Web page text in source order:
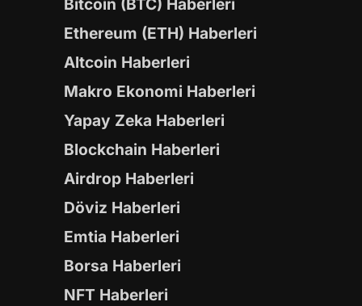
Bitcoin (BTC) Haberleri
Ethereum (ETH) Haberleri
Altcoin Haberleri
Makro Ekonomi Haberleri
Yapay Zeka Haberleri
Blockchain Haberleri
Airdrop Haberleri
Döviz Haberleri
Emtia Haberleri
Borsa Haberleri
NFT Haberleri